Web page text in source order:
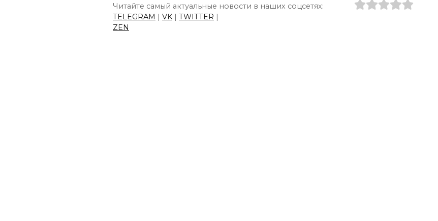
Читайте самый актуальные новости в наших соцсетях:
TELEGRAM | VK | TWITTER |
ZEN